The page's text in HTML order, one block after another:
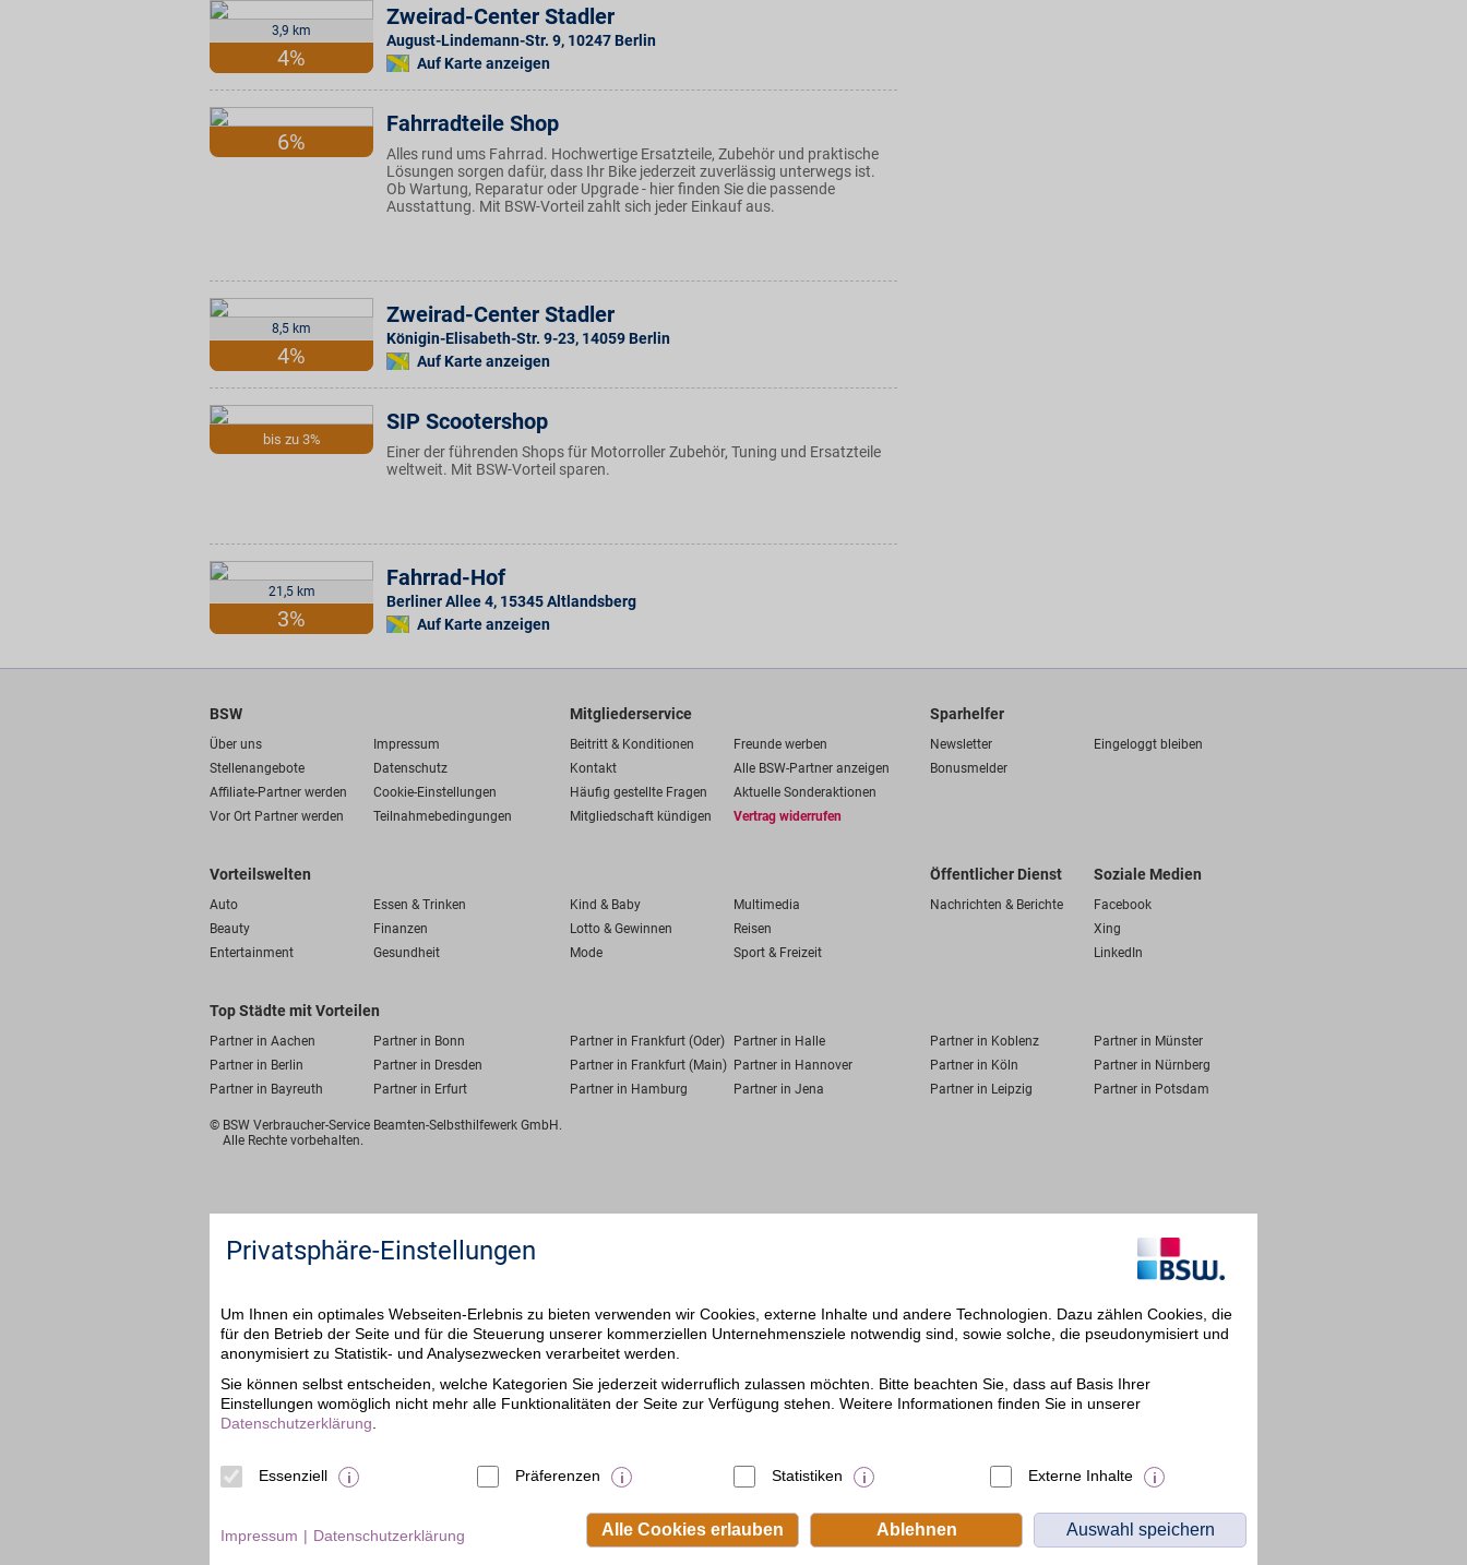
3,9 km
4%
Zweirad-Center Stadler
August-Lindemann-Str. 9, 10247 Berlin
Auf Karte anzeigen
6%
Fahrradteile Shop
Alles rund ums Fahrrad. Hochwertige Ersatzteile, Zubehör und praktische
Lösungen sorgen dafür, dass Ihr Bike jederzeit zuverlässig unterwegs ist.
Ob Wartung, Reparatur oder Upgrade - hier finden Sie die passende
Ausstattung. Mit BSW-Vorteil zahlt sich jeder Einkauf aus.
8,5 km
4%
Zweirad-Center Stadler
Königin-Elisabeth-Str. 9-23, 14059 Berlin
Auf Karte anzeigen
bis zu 3%
SIP Scootershop
Einer der führenden Shops für Motorroller Zubehör, Tuning und Ersatzteile
weltweit. Mit BSW-Vorteil sparen.
21,5 km
3%
Fahrrad-Hof
Berliner Allee 4, 15345Altlandsberg
Auf Karte anzeigen
BSW
Über uns
Impressum
Stellenangebote
Datenschutz
Affiliate-Partner werden
Cookie-Einstellungen
Vor Ort Partner werden
Teilnahmebedingungen
Mitgliederservice
Beitritt & Konditionen
Freunde werben
Kontakt
Alle BSW-Partner anzeigen
Häufig gestellte Fragen
Aktuelle Sonderaktionen
Mitgliedschaft kündigen
Vertrag widerrufen
Sparhelfer
Newsletter
Eingeloggt bleiben
Bonusmelder
Vorteilswelten
Auto Essen & Trinken Kind & Baby
Multimedia
Beauty
Finanzen Lotto & Gewinnen
Reisen
Entertainment
Gesundheit Mode Sport & Freizeit
Öffentlicher Dienst
Nachrichten & Berichte
Soziale Medien
Facebook
Xing
LinkedIn
Top Städte mit Vorteilen
Partner in Aachen Partner in Bonn Partner in Frankfurt (Oder) Partner in Halle Partner in Koblenz
Partner in Münster
Partner in Berlin
Partner in Dresden Partner in Frankfurt (Main) Partner in Hannover Partner in Köln
Partner in Nürnberg
Partner in Bayreuth
Partner in Erfurt Partner in Hamburg Partner in Jena Partner in Leipzig Partner in Potsdam
© BSW Verbraucher-Service Beamten-Selbsthilfewerk GmbH.
Alle Rechte vorbehalten.
Privatsphäre-Einstellungen
Um Ihnen ein optimales Webseiten-Erlebnis zu bieten verwenden wir Cookies, externe Inhalte und andere Technologien. Dazu zählen Cookies, die
für den Betrieb der Seite und für die Steuerung unserer kommerziellen Unternehmensziele notwendig sind, sowie solche, die pseudonymisiert und
anonymisiert zu Statistik- und Analysezwecken verarbeitet werden.
Sie können selbst entscheiden, welche Kategorien Sie jederzeit widerruflich zulassen möchten. Bitte beachten Sie, dass auf Basis Ihrer
Einstellungen womöglich nicht mehr alle Funktionalitäten der Seite zur Verfügung stehen. Weitere Informationen finden Sie in unserer
Datenschutzerklärung
Essenziell Präferenzen Statistiken Externe Inhalte
Alle Cookies erlauben Ablehnen Auswahl speichern
Impressum Datenschutzerklärung